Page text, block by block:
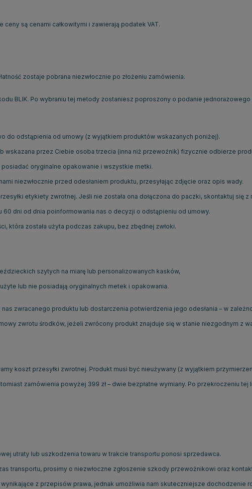
są cenami całkowitymi i zawierają podatek VAT.
zostaje pobrana niezwłocznie po złożeniu zamówienia.
BLIK. Po wybraniu tej metody zostaniesz poproszony o podanie
do odstąpienia od umowy (z wyjątkiem produktów wskazanych poniżej).
wskazana przez Ciebie osoba trzecia (inna niż przewoźnik) fizycznie odbierze
oryginalne opakowanie i wszystkie metki.
niezwłocznie przed odesłaniem produktu, przesyłając zdjęcie oraz opis wady.
etykiety zwrotnej. Jeśli nie została ona dołączona do paczki, skontaktuj się z
dni od dnia poinformowania nas o decyzji o odstąpieniu od umowy.
która została użyta podczas zakupu, bez zbędnej zwłoki.
szytych na miarę lub personalizowanych kasków,
lub nie posiadają oryginalnych metek i opakowania.
zwracanego produktu lub dostarczenia potwierdzenia jego odesłania – w
zwrotu środków, jeżeli zwrócony produkt znajduje się w stanie niezgodnym z
koszt przesyłki zwrotnej. Produkt musi być nieużywany (z wyjątkiem
zamówienia powyżej 399 zł – dwie bezpłatne wymiany. Po przekroczeniu
utraty lub uszkodzenia towaru w trakcie transportu ponosi sprzedawca.
transportu, prosimy o niezwłoczne zgłoszenie szkody przewoźnikowi oraz
wynikające z przepisów prawa, jednak umożliwia nam skuteczniejsze